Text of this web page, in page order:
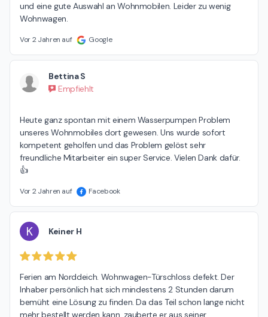
und eine gute Auswahl an Wohnmobilen. Leider zu wenig
Wohnwagen.
Vor 2 Jahren auf Google
Bettina S
Empfiehlt
Heute ganz spontan mit einem Wasserpumpen Problem
unseres Wohnmobiles dort gewesen. Uns wurde sofort
kompetent geholfen und das Problem gelöst sehr
freundliche Mitarbeiter ein super Service. Vielen Dank dafür.
👍
Vor 2 Jahren auf Facebook
K Keiner H
Ferien am Norddeich. Wohnwagen-Türschloss defekt. Der
Inhaber persönlich hat sich mindestens 2 Stunden darum
bemüht eine Lösung zu finden. Da das Teil schon lange nicht
mehr bestellt werden kann, zauberte er aus seiner